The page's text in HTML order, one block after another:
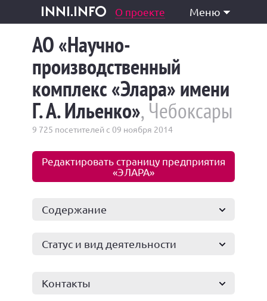
inni.info
и услуги О проекте Меню
АО «Научно-
производственный
комплекс «Элара» имени
Г. А. Ильенко», Чебоксары
9 725 посетителей с 09 ноября 2014
Редактировать страницу предприятия
«ЭЛАРА»
Содержание
Статус и вид деятельности
Контакты